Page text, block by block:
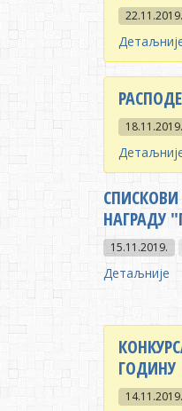
22.11.2019.
18.11.2019.
НАГРАДУ
15.11.2019.
Детаљније
ГОДИНУ
14.11.2019.